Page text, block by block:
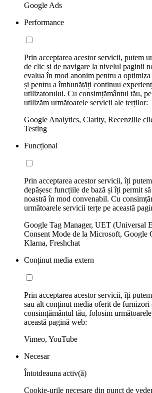
Google Ads
Performance
Prin acceptarea acestor servicii, putem
de clic și de navigare la nivelul paginii
evalua în mod anonim pentru a
și pentru a îmbunătăți continuu
utilizatorului. Cu consimțământul tău,
utilizăm următoarele servicii ale terților:
Google Analytics, Clarity, Recenziile
Testing
Funcțional
Prin acceptarea acestor servicii, îți
depășesc funcțiile de bază și îți permit
noastră în mod convenabil. Cu
următoarele servicii terțe pe această
Google Tag Manager, UET (Universal
Consent Mode de la Microsoft, Google
Klarna, Freshchat
Conținut media extern
Prin acceptarea acestor servicii, îți
sau alt conținut media oferit de furnizori
consimțământul tău, folosim
această pagină web:
Vimeo, YouTube
Necesar
Întotdeauna activ(ă)
Cookie-urile necesare din punct de